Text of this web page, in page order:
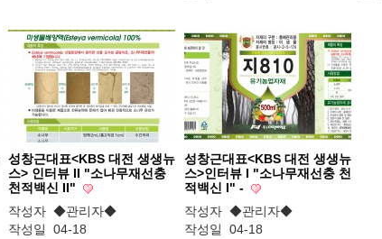
성창근대표<KBS 대전 생생뉴
스> 인터뷰 II "소나무재선충
천적백신 II"
작성자 ◆관리자◆
작성일
04-18
성창근대표<KBS 대전 생생뉴
스>인터뷰 I "소나무재선충 천
적백신 I" -
작성자 ◆관리자◆
작성일
04-18